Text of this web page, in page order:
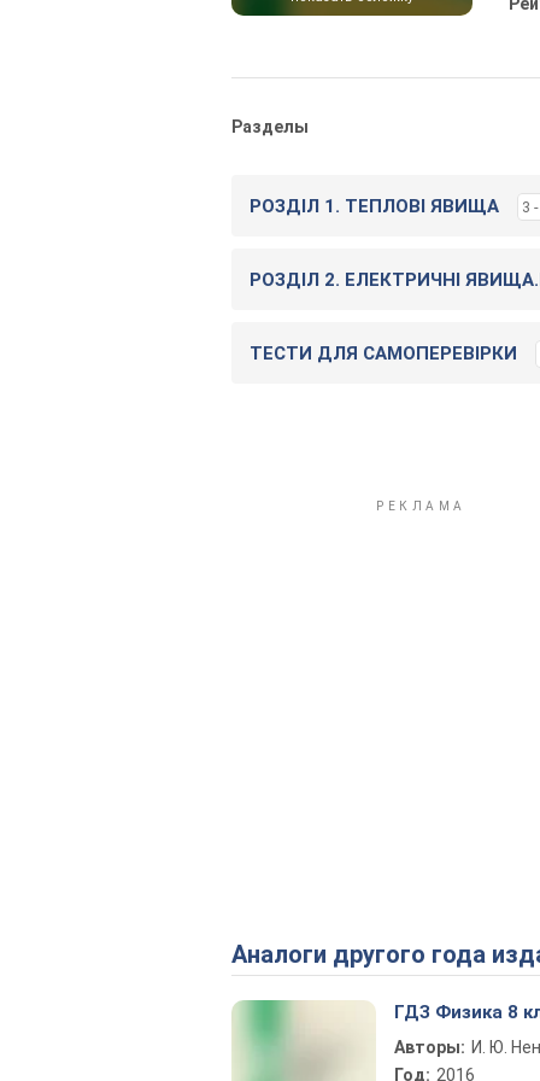
Разделы
РОЗДІЛ 1. ТЕПЛОВІ ЯВИЩА 3
РОЗДІЛ 2. ЕЛЕКТРИЧНІ
ТЕСТИ ДЛЯ САМОПЕРЕВІРКИ
Аналоги другого года
ГДЗ Физика 8
Авторы: И. Ю.
Год: 2016